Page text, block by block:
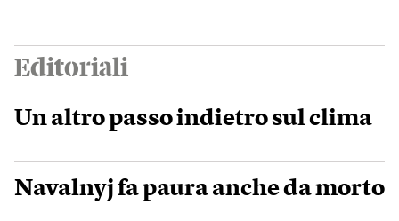
Editoriali
Un altro passo indietro sul clima
Navalnyj fa paura anche da morto